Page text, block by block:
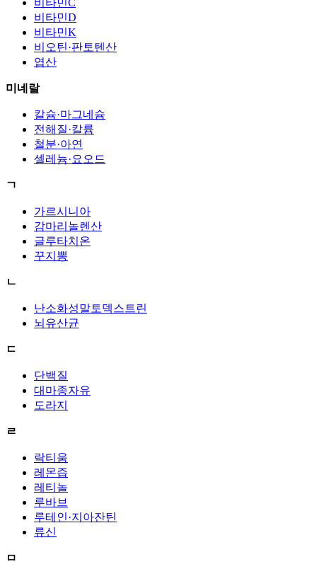
비타민D
비타민K
비오틴·판토텐산
엽산
미네랄
칼슘·마그네슘
전해질·칼륨
철분·아연
셀레늄·요오드
ㄱ
가르시니아
감마리놀렌산
글루타치온
꾸지뽕
ㄴ
난소화성말토덱스트린
뇌유산균
ㄷ
단백질
대마종자유
도라지
ㄹ
락티움
레몬즙
레티놀
루바브
루테인·지아잔틴
류신
ㅁ